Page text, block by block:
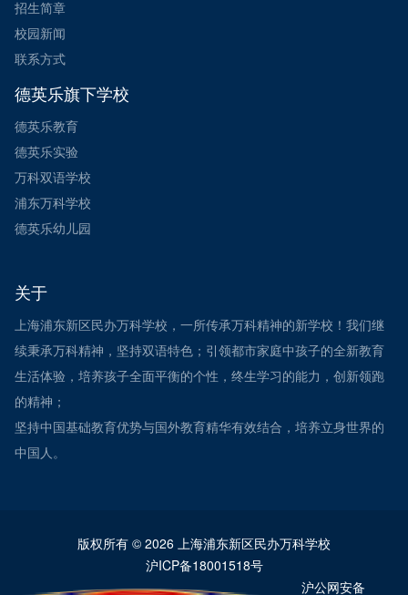
招生简章
校园新闻
联系方式
德英乐旗下学校
德英乐教育
德英乐实验
万科双语学校
浦东万科学校
德英乐幼儿园
关于
上海浦东新区民办万科学校，一所传承万科精神的新学校！我们继
续秉承万科精神，坚持双语特色；引领都市家庭中孩子的全新教育
生活体验，培养孩子全面平衡的个性，终生学习的能力，创新领跑
的精神；
坚持中国基础教育优势与国外教育精华有效结合，培养立身世界的
中国人。
版权所有 © 2026 上海浦东新区民办万科学校
沪ICP备18001518号
沪公网安备